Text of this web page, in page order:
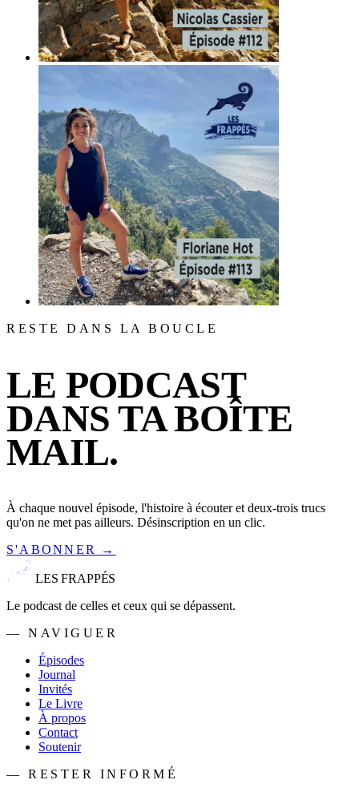
RESTE DANS LA BOUCLE
LE PODCAST
DANS TA BOÎTE
MAIL.
À chaque nouvel épisode, l'histoire à écouter et deux-trois trucs
qu'on ne met pas ailleurs. Désinscription en un clic.
S'ABONNER →
LES FRAPPÉS
Le podcast de celles et ceux qui se dépassent.
— NAVIGUER
Épisodes
Journal
Invités
Le Livre
À propos
Contact
Soutenir
— RESTER INFORMÉ